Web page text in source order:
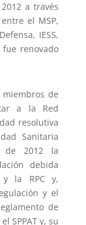
a través
el MSP,
IESS,
fue renovado
de
a la Red
resolutiva
Sanitaria
de 2012 la
debida
y la RPC y,
y el
de
SPPAT y, su